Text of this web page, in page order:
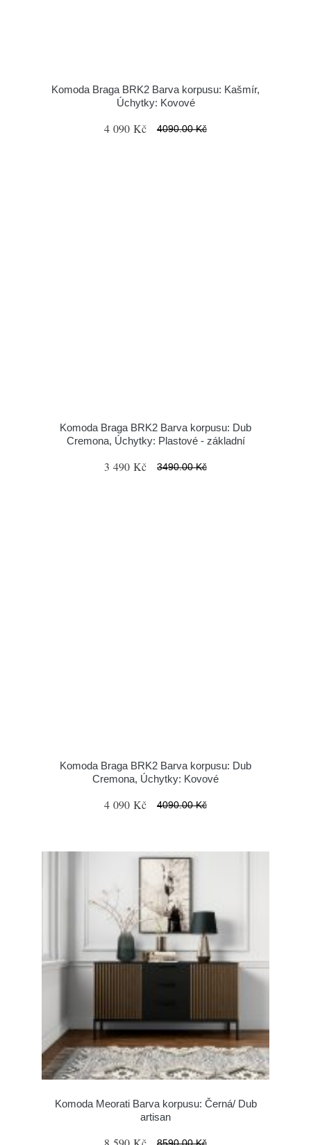
Komoda Braga BRK2 Barva korpusu: Kašmír,
Úchytky: Kovové
4 090 Kč 4090.00 Kč
Komoda Braga BRK2 Barva korpusu: Dub
Cremona, Úchytky: Plastové - základní
3 490 Kč 3490.00 Kč
Komoda Braga BRK2 Barva korpusu: Dub
Cremona, Úchytky: Kovové
4 090 Kč 4090.00 Kč
Komoda Meorati Barva korpusu: Černá/ Dub
artisan
8590.00 Kč